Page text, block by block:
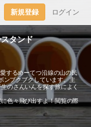
新規登録 ログイン
タンド
するめーてつ沿線の山の民
ンブクブクしています。主
のさんいんを探す旅によく
色々飛び出すよ！閲覧の際